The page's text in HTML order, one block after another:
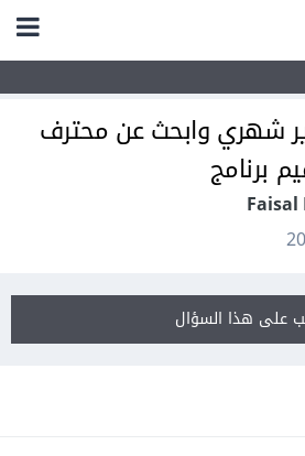
شهري وابحث عن محترف
برنامج
على هذا السؤال